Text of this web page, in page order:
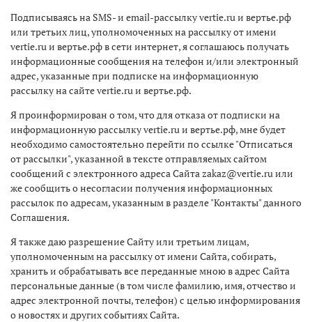
Подписываясь на SMS- и email-рассылку vertie.ru и вертье.рф
или третьих лиц, уполномоченных на рассылку от имени
vertie.ru и вертье.рф в сети интернет, я соглашаюсь получать
информационные сообщения на телефон и/или электронный
адрес, указанные при подписке на информационную
рассылку на сайте vertie.ru и вертье.рф.
Я проинформирован о том, что для отказа от подписки на
информационную рассылку vertie.ru и вертье.рф, мне будет
необходимо самостоятельно перейти по ссылке "Отписаться
от рассылки", указанной в тексте отправляемых сайтом
сообщений с электронного адреса Сайта zakaz@vertie.ru или
же сообщить о несогласии получения информационных
рассылок по адресам, указанным в разделе "Контакты" данного
Соглашения.
Я также даю разрешение Сайту или третьим лицам,
уполномоченным на рассылку от имени Сайта, собирать,
хранить и обрабатывать все переданные мною в адрес Сайта
персональные данные (в том числе фамилию, имя, отчество и
адрес электронной почты, телефон) с целью информирования
о новостях и других событиях Сайта.